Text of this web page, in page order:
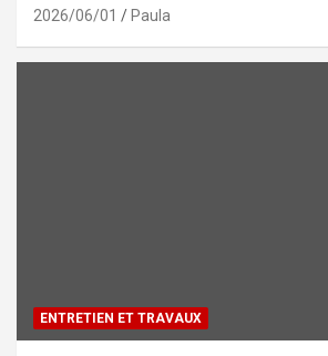
2026/06/01 Paula
ENTRETIEN ET TRAVAUX